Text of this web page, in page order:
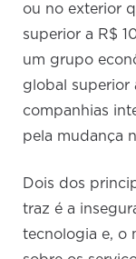
ou no exterior
superior a R$
um grupo
global superior
companhias
pela mudança
Dois dos
traz é a
tecnologia e, o